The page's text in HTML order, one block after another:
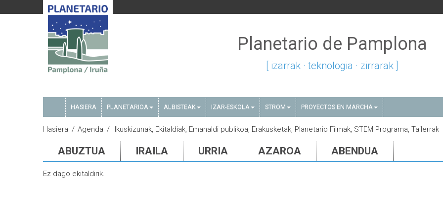
Planetario de Pamplona
[ izarrak · teknologia · zirrarak ]
HASIERA PLANETARIOA ALBISTEAK IZAR-ESKOLA STROM PROYECTOS EN MARCHA
Hasiera Agenda Ikuskizunak, Ekitaldiak, Emanaldi publikoa, Erakusketak, Planetario Filmak, STEM Programa, Tailerrak
ABUZTUA IRAILA URRIA AZAROA ABENDUA
Ez dago ekitaldirik.